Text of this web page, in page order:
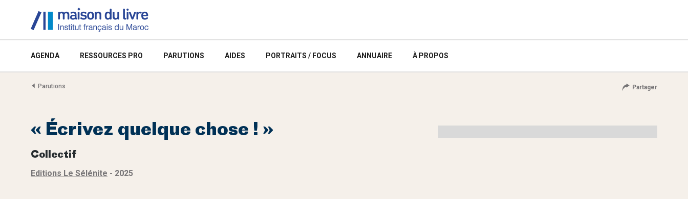
AGENDA RESSOURCES PRO PARUTIONS AIDES PORTRAITS / FOCUS ANNUAIRE À PROPOS
Parutions Partager
« Écrivez quelque chose ! »
Collectif
Editions Le Sélénite - 2025